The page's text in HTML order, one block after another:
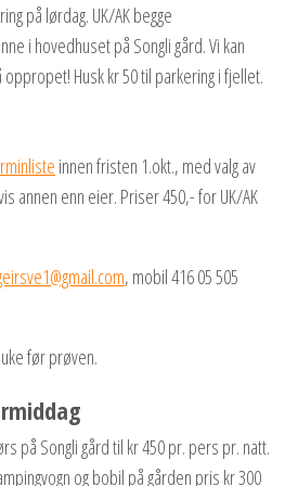
på lørdag. UK/AK begge
i hovedhuset på Songli gård. Vi kan
Husk kr 50 til parkering i fjellet.
innen fristen 1.okt., med valg av
annen enn eier. Priser 450,- for UK/AK
, mobil 416 05 505
før prøven.
på Songli gård til kr 450 pr. pers pr. natt.
og bobil på gården pris kr 300